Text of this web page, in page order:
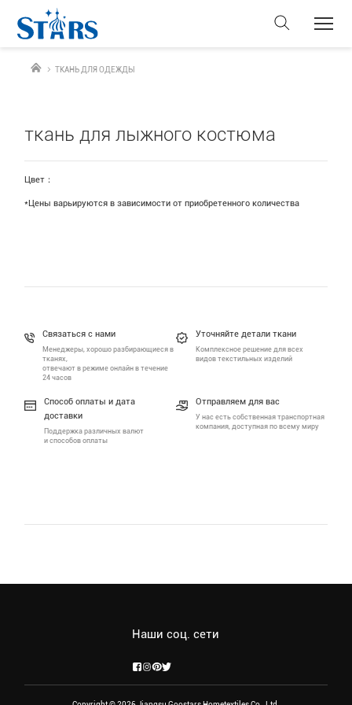
ТКАНЬ ДЛЯ ОДЕЖДЫ
ткань для лыжного костюма
Цвет：
*Цены варьируются в зависимости от приобретенного количества
Связаться с нами
Менеджеры, хорошо разбирающиеся в
тканях,
отвечают в режиме онлайн в течение
24 часов
Уточняйте детали ткани
Комплексное решение для всех
видов текстильных изделий
Способ оплаты и дата
доставки
Поддержка различных валют
и способов оплаты
Отправляем для вас
У нас есть собственная транспортная
компания, доступная по всему миру
Наши соц. сети